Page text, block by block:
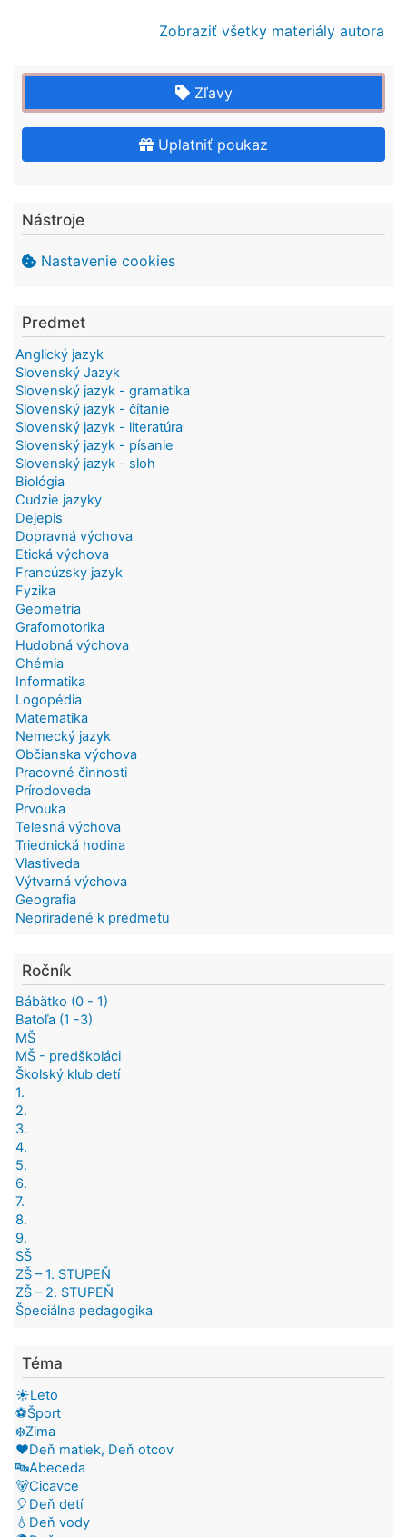
Zobraziť všetky materiály autora
Zľavy
Uplatniť poukaz
Nástroje
Nastavenie cookies
Predmet
Anglický jazyk
Slovenský Jazyk
Slovenský jazyk - gramatika
Slovenský jazyk - čítanie
Slovenský jazyk - literatúra
Slovenský jazyk - písanie
Slovenský jazyk - sloh
Biológia
Cudzie jazyky
Dejepis
Dopravná výchova
Etická výchova
Francúzsky jazyk
Fyzika
Geometria
Grafomotorika
Hudobná výchova
Chémia
Informatika
Logopédia
Matematika
Nemecký jazyk
Občianska výchova
Pracovné činnosti
Prírodoveda
Prvouka
Telesná výchova
Triednická hodina
Vlastiveda
Výtvarná výchova
Geografia
Nepriradené k predmetu
Ročník
Bábätko (0 - 1)
Batoľa (1 -3)
MŠ
MŠ - predškoláci
Školský klub detí
1.
2.
3.
4.
5.
6.
7.
8.
9.
SŠ
ZŠ – 1. STUPEŇ
ZŠ – 2. STUPEŇ
Špeciálna pedagogika
Téma
☀️Leto
⚽Šport
❄️Zima
❤️Deň matiek, Deň otcov
🔤Abeceda
🐻Cicavce
🎈Deň detí
💧Deň vody